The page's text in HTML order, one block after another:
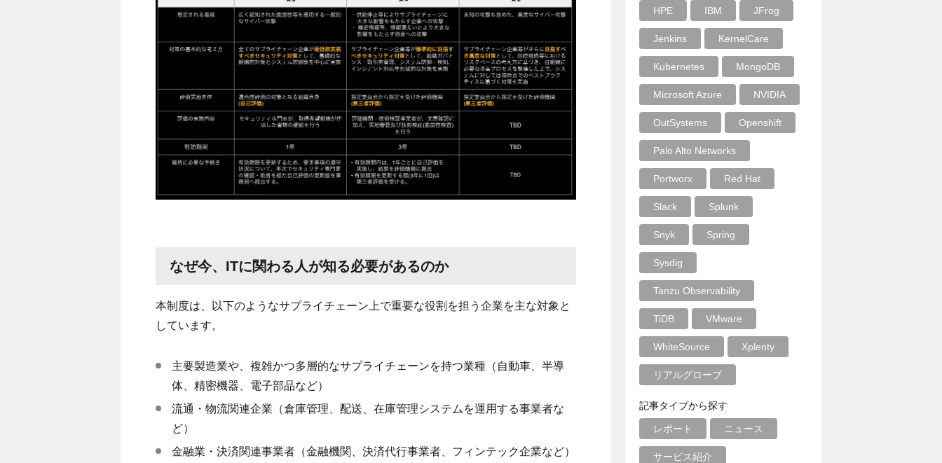
なぜ今、 ITに関わる人が知る必要があるのか
本制度は、以下のようなサプライチェーン上で重要な役割を担う企業を主な対象と
しています。
主要製造業や、複雑かつ多層的なサプライチェーンを持つ業種（自動車、半導
体、精密機器、電子部品など）
流通・物流関連企業（倉庫管理、配送、在庫管理システムを運用する事業者な
ど）
金融業・決済関連事業者（金融機関、決済代行事業者、フィンテック企業など）
HPE IBM JFrog
Jenkins KernelCare
Kubernetes MongoDB
Microsoft Azure NVIDIA
OutSystems Openshift
Palo Alto Networks
Portworx Red Hat
Slack Splunk
Snyk Spring
Sysdig
Tanzu Observability
TiDB VMware
WhiteSource Xplenty
リアルグローブ
記事タイプから探す
レポート ニュース
サービス紹介